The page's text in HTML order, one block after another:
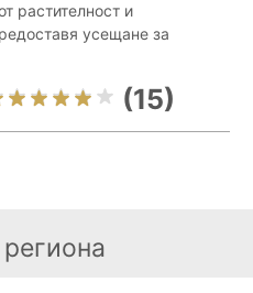
растителност и
усещане за
(15)